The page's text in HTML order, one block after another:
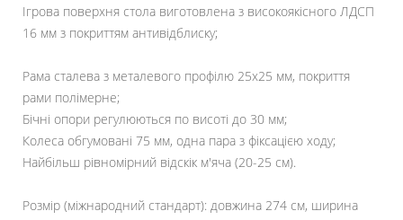
Ігрова поверхня стола виготовлена ​​з високоякісного ЛДСП
16 мм з покриттям антивідблиску;
Рама сталева з металевого профілю 25х25 мм, покриття
рами полімерне;
Бічні опори регулюються по висоті до 30 мм;
Колеса обгумовані 75 мм, одна пара з фіксацією ходу;
Найбільш рівномірний відскік м'яча (20-25 см).
Розмір (міжнародний стандарт): довжина 274 см, ширина